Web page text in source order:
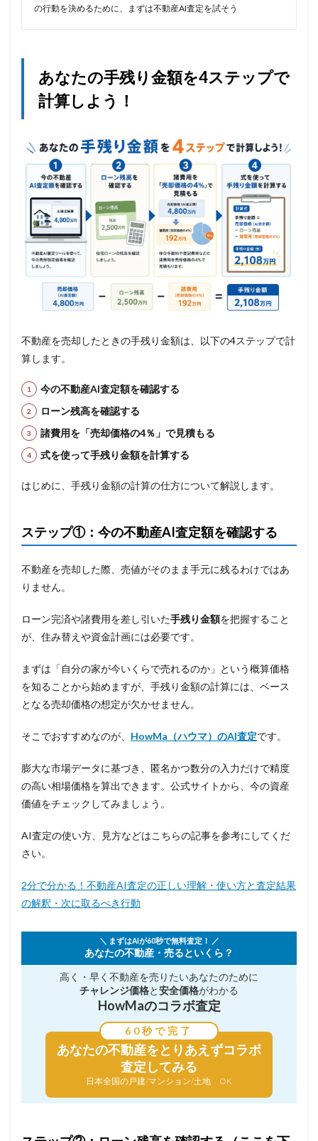
の行動を決めるために、まずは不動産AI査定を試そう
あなたの手残り金額を4ステップで
計算しよう！
不動産を売却したときの手残り金額は、以下の4ステップで計
算します。
今の不動産AI査定額を確認する
ローン残高を確認する
諸費用を「売却価格の4％」で見積もる
式を使って手残り金額を計算する
はじめに、手残り金額の計算の仕方について解説します。
ステップ①：今の不動産AI査定額を確認する
不動産を売却した際、売値がそのまま手元に残るわけではあ
りません。
ローン完済や諸費用を差し引いた手残り金額を把握すること
が、住み替えや資金計画には必要です。
まずは「自分の家が今いくらで売れるのか」という概算価格
を知ることから始めますが、手残り金額の計算には、ベース
となる売却価格の想定が欠かせません。
そこでおすすめなのが、 HowMa（ハウマ）のAI査定です。
膨大な市場データに基づき、匿名かつ数分の入力だけで精度
の高い相場価格を算出できます。公式サイトから、今の資産
価値をチェックしてみましょう。
AI査定の使い方、見方などはこちらの記事を参考にしてくだ
さい。
2分で分かる！不動産AI査定の正しい理解・使い方と査定結果
の解釈・次に取るべき行動
＼ まずはAIが60秒で無料査定！ ／
あなたの不動産・売るといくら？
高く・早く不動産を売りたいあなたのために
チャレンジ価格と安全価格がわかる
HowMaのコラボ査定
60秒で完了
あなたの不動産をとりあえずコラボ
査定してみる
日本全国の戸建/マンション/土地 OK